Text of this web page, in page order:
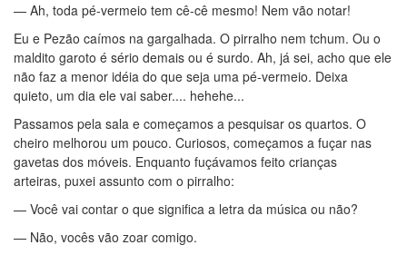
— Ah, toda pé-vermeio tem cê-cê mesmo! Nem vão notar!
Eu e Pezão caímos na gargalhada. O pirralho nem tchum. Ou o
maldito garoto é sério demais ou é surdo. Ah, já sei, acho que ele
não faz a menor idéia do que seja uma pé-vermeio. Deixa
quieto, um dia ele vai saber.... hehehe...
Passamos pela sala e começamos a pesquisar os quartos. O
cheiro melhorou um pouco. Curiosos, começamos a fuçar nas
gavetas dos móveis. Enquanto fuçávamos feito crianças
arteiras, puxei assunto com o pirralho:
— Você vai contar o que significa a letra da música ou não?
— Não, vocês vão zoar comigo.